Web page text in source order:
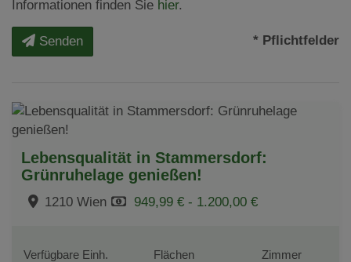
Informationen finden Sie hier.
Senden * Pflichtfelder
Lebensqualität in Stammersdorf:
Grünruhelage genießen!
1210 Wien 949,99 € - 1.200,00 €
Verfügbare Einh.
Flächen
Zimmer